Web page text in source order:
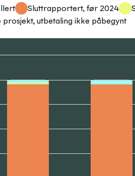
Sluttrapportert, før 2024
prosjekt, utbetaling ikke påbegynt